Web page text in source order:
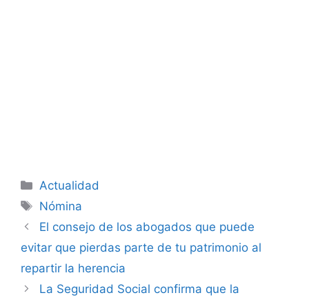
Categorías
Actualidad
Etiquetas
Nómina
El consejo de los abogados que puede
evitar que pierdas parte de tu patrimonio al
repartir la herencia
La Seguridad Social confirma que la